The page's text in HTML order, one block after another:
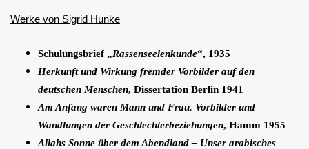
Werke von Sigrid Hunke
Schulungsbrief „Rassenseelenkunde“, 1935
Herkunft und Wirkung fremder Vorbilder auf den
deutschen Menschen, Dissertation Berlin 1941
Am Anfang waren Mann und Frau. Vorbilder und
Wandlungen der Geschlechterbeziehungen, Hamm 1955
Allahs Sonne über dem Abendland – Unser arabisches